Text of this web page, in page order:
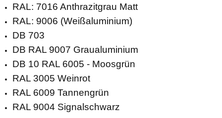
RAL: 7016 Anthrazitgrau Matt
RAL: 9006 (Weißaluminium)
DB 703
DB RAL 9007 Graualuminium
DB 10 RAL 6005 - Moosgrün
RAL 3005 Weinrot
RAL 6009 Tannengrün
RAL 9004 Signalschwarz